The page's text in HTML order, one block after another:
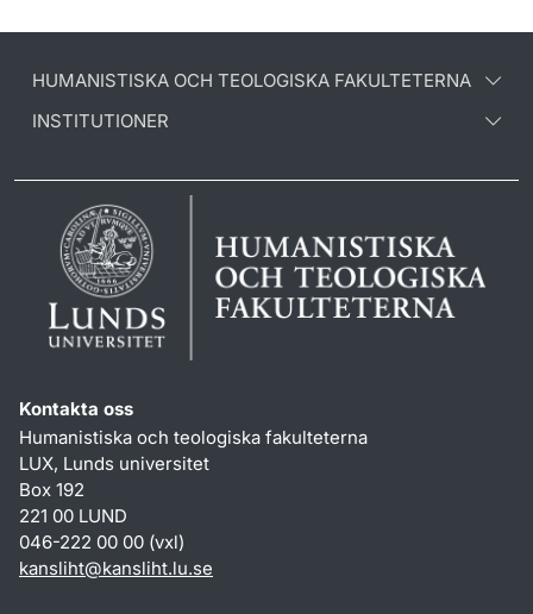
HUMANISTISKA OCH TEOLOGISKA FAKULTETERNA
INSTITUTIONER
Kontakta oss
Humanistiska och teologiska fakulteterna
LUX, Lunds universitet
Box 192
221 00 LUND
046-222 00 00 (vxl)
kansliht@kansliht.lu.se